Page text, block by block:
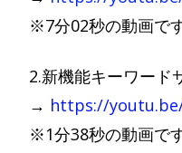
※7分02秒の動画で
2.新機能キーワード
→ https://
※1分38秒の動画で